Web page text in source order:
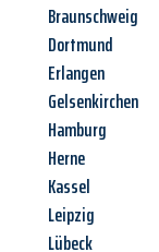
Braunschweig
Dortmund
Erlangen
Gelsenkirchen
Hamburg
Herne
Kassel
Leipzig
Lübeck